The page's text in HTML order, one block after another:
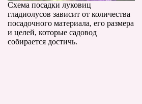
Схема посадки луковиц
гладиолусов зависит от количества
посадочного материала, его размера
и целей, которые садовод
собирается достичь.